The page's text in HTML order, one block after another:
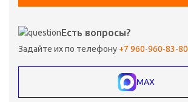
Есть вопросы?
Задайте их по телефону +7 960-960-83-80
MAX